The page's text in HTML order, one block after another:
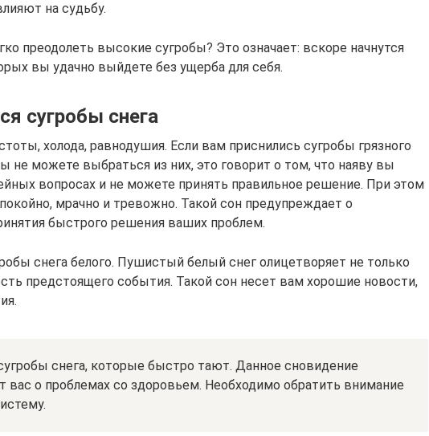
на судьбу.
преодолеть высокие сугробы? Это означает: вскоре начнутся
вы удачно выйдете без ущерба для себя.
сугробы снега
холода, равнодушия. Если вам приснились сугробы грязного
не можете выбраться из них, это говорит о том, что наяву вы
вопросах и не можете принять правильное решение. При этом
мрачно и тревожно. Такой сон предупреждает о
быстрого решения ваших проблем.
снега белого. Пушистый белый снег олицетворяет не только
предстоящего события. Такой сон несет вам хорошие новости,
снега, которые быстро тают. Данное сновидение
вас о проблемах со здоровьем. Необходимо обратить внимание